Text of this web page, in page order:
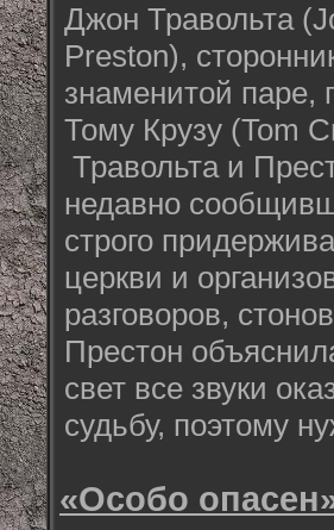
Джон Травольта
Preston),
знаменитой паре,
Тому Крузу (Tom
Травольта и
недавно
строго
церкви и
разговоров,
Престон
свет все звуки
судьбу, поэтому
«Особо